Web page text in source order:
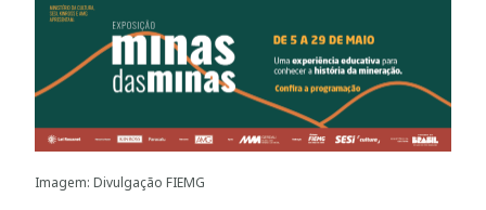
Imagem: Divulgação FIEMG